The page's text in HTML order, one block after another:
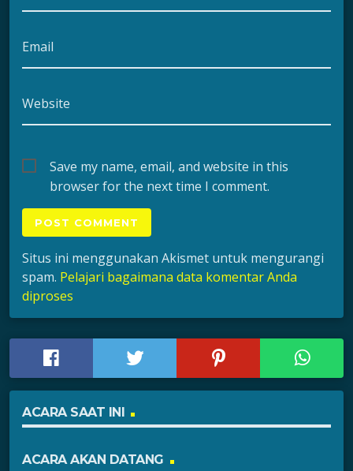
Email
Website
Save my name, email, and website in this
browser for the next time I comment.
Situs ini menggunakan Akismet untuk mengurangi
spam. Pelajari bagaimana data komentar Anda
diproses
ACARA SAAT INI
ACARA AKAN DATANG